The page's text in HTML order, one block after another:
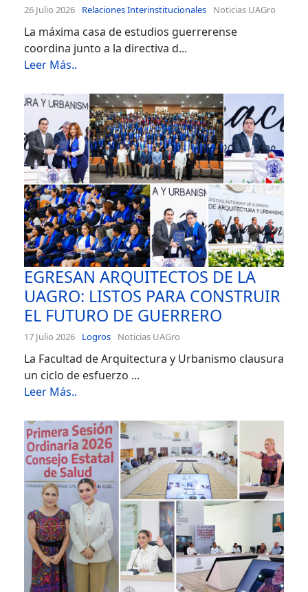
26 Julio 2026 Relaciones Interinstitucionales Noticias UAGro
La máxima casa de estudios guerrerense
coordina junto a la directiva d...
Leer Más..
EGRESAN ARQUITECTOS DE LA
UAGRO: LISTOS PARA CONSTRUIR
EL FUTURO DE GUERRERO
17 Julio 2026 Logros Noticias UAGro
La Facultad de Arquitectura y Urbanismo clausura
un ciclo de esfuerzo ...
Leer Más..